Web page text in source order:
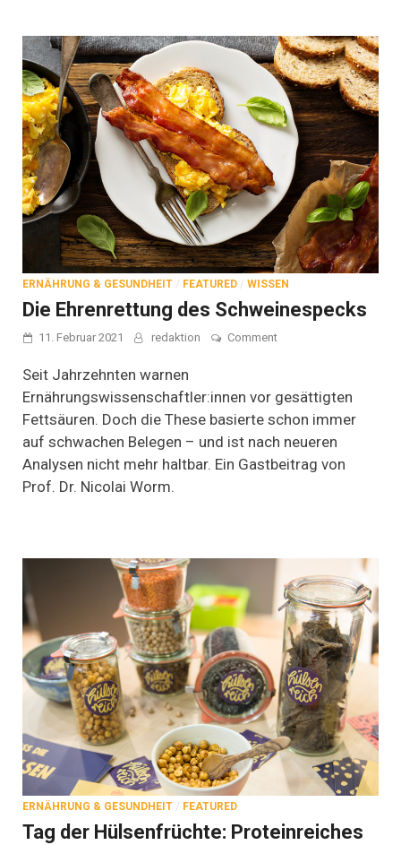
ERNÄHRUNG & GESUNDHEIT / FEATURED / WISSEN
Die Ehrenrettung des Schweinespecks
11. Februar 2021 redaktion Commenton
Schweinespecks
Seit Jahrzehnten warnen
Ernährungswissenschaftler:innen vor gesättigten
Fettsäuren. Doch die These basierte schon immer
auf schwachen Belegen – und ist nach neueren
Analysen nicht mehr haltbar. Ein Gastbeitrag von
Prof. Dr. Nicolai Worm.
ERNÄHRUNG & GESUNDHEIT / FEATURED
Tag der Hülsenfrüchte: Proteinreiches